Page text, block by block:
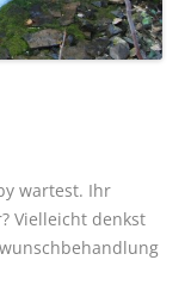
wartest. Ihr
Vielleicht denkst